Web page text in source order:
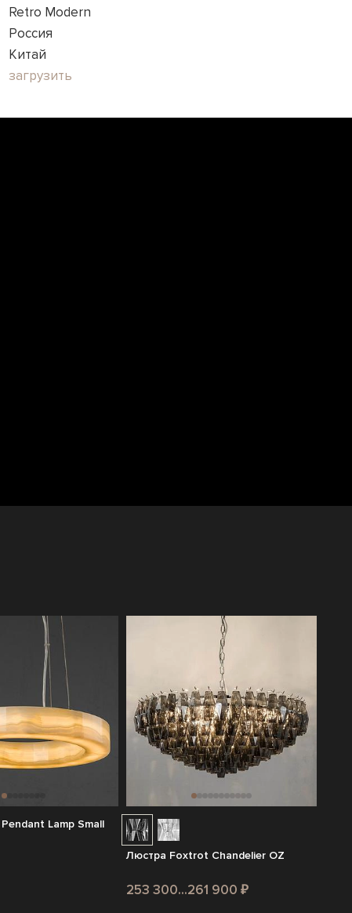
Retro Modern
Россия
Китай
загрузить
Lamp Small
Люстра Foxtrot Chandelier OZ
253 300...261 900 ₽